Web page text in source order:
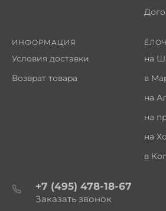
ИНФОРМАЦИЯ
Условия доставки
Возврат товара
на
в
на
на
на
в
+7 (495) 478-18-67
Заказать звонок